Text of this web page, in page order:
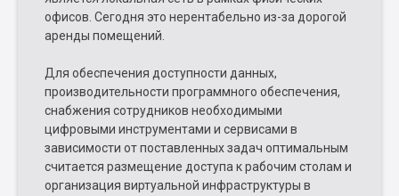
офисов. Сегодня это нерентабельно из-за дорогой
аренды помещений.
Для обеспечения доступности данных,
производительности программного обеспечения,
снабжения сотрудников необходимыми
цифровыми инструментами и сервисами в
зависимости от поставленных задач оптимальным
считается размещение доступа к рабочим столам и
организация виртуальной инфраструктуры в